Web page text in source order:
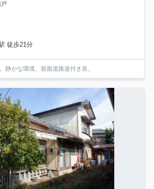
徒歩21分
静かな環境、前面道路道付き良。